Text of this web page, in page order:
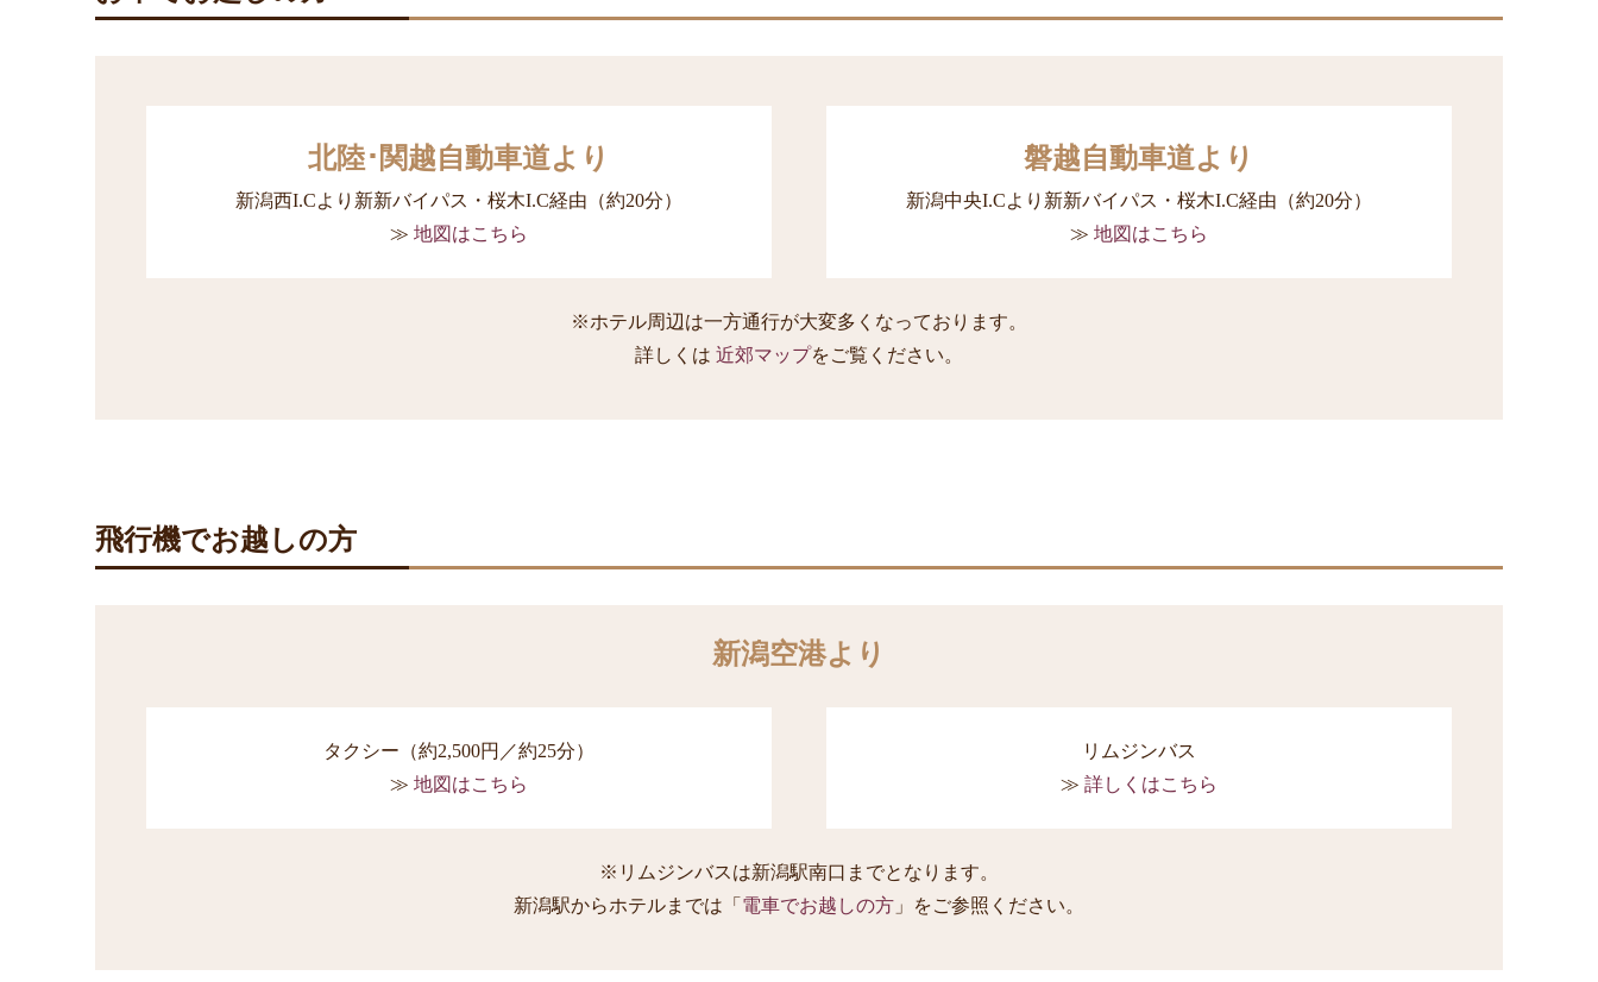
北陸･関越自動車道より
新潟西I.Cより新新バイパス・桜木I.C経由（約20分）
地図はこちら
磐越自動車道より
新潟中央I.Cより新新バイパス・桜木I.C経由（約20分）
地図はこちら
※ホテル周辺は一方通行が大変多くなっております。
詳しくは 近郊マップをご覧ください。
飛行機でお越しの方
新潟空港より
タクシー（約2,500円／約25分）
地図はこちら
リムジンバス
詳しくはこちら
※リムジンバスは新潟駅南口までとなります。
新潟駅からホテルまでは「 電車でお越しの方 」をご参照ください。